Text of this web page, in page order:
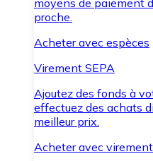
moyens de paiement
proche.
Acheter avec espèces
Virement SEPA
Ajoutez des fonds à
effectuez des achats
meilleur prix.
Acheter avec